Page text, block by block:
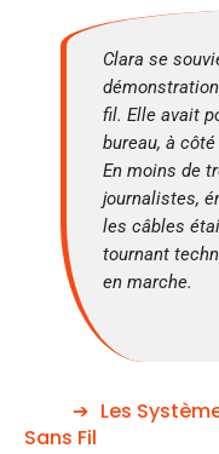
Clara se
fil. Elle avait
bureau, à
En moins de
journalistes,
les câbles
tournant
en marche.
Les
Sans Fil